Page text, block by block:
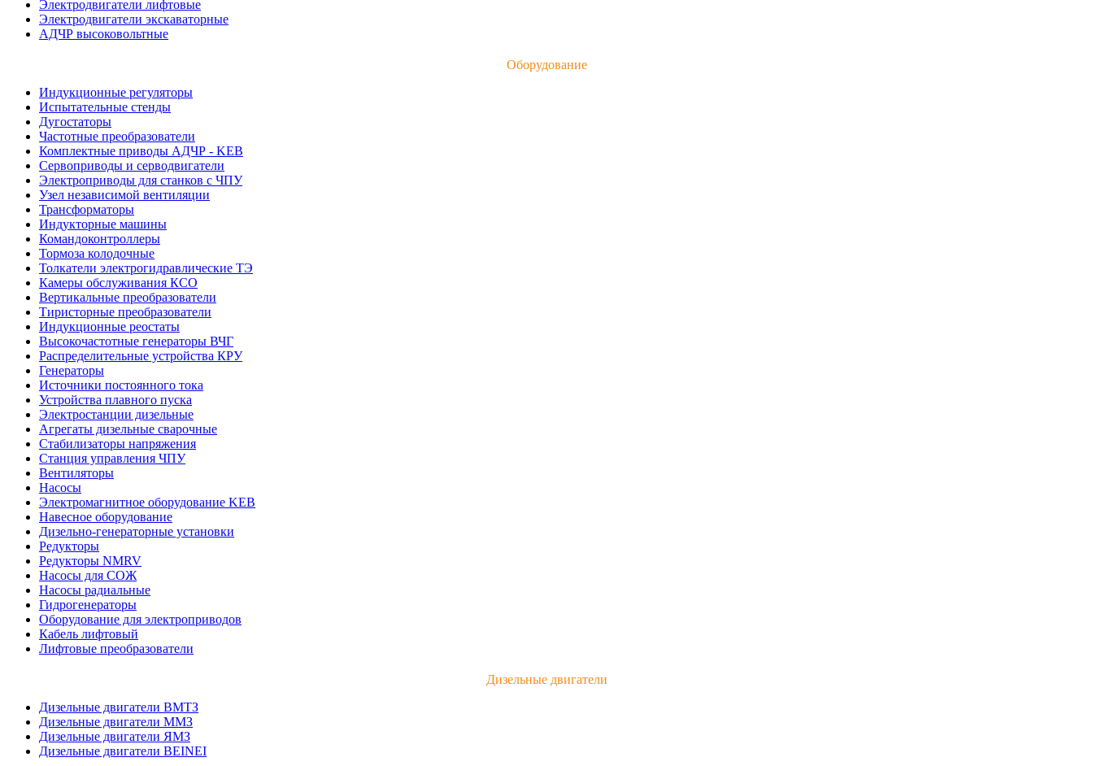
Электродвигатели лифтовые
Электродвигатели экскаваторные
АДЧР высоковольтные
Оборудование
Индукционные регуляторы
Испытательные стенды
Дугостаторы
Частотные преобразователи
Комплектные приводы АДЧР - KEB
Сервоприводы и серводвигатели
Электроприводы для станков с ЧПУ
Узел независимой вентиляции
Трансформаторы
Индукторные машины
Командоконтроллеры
Тормоза колодочные
Толкатели электрогидравлические ТЭ
Камеры обслуживания КСО
Вертикальные преобразователи
Тиристорные преобразователи
Индукционные реостаты
Высокочастотные генераторы ВЧГ
Распределительные устройства КРУ
Генераторы
Источники постоянного тока
Устройства плавного пуска
Электростанции дизельные
Агрегаты дизельные сварочные
Стабилизаторы напряжения
Станция управления ЧПУ
Вентиляторы
Насосы
Электромагнитное оборудование KEB
Навесное оборудование
Дизельно-генераторные установки
Редукторы
Редукторы NMRV
Насосы для СОЖ
Насосы радиальные
Гидрогенераторы
Оборудование для электроприводов
Кабель лифтовый
Лифтовые преобразователи
Дизельные двигатели
Дизельные двигатели ВМТЗ
Дизельные двигатели ММЗ
Дизельные двигатели ЯМЗ
Дизельные двигатели BEINEI